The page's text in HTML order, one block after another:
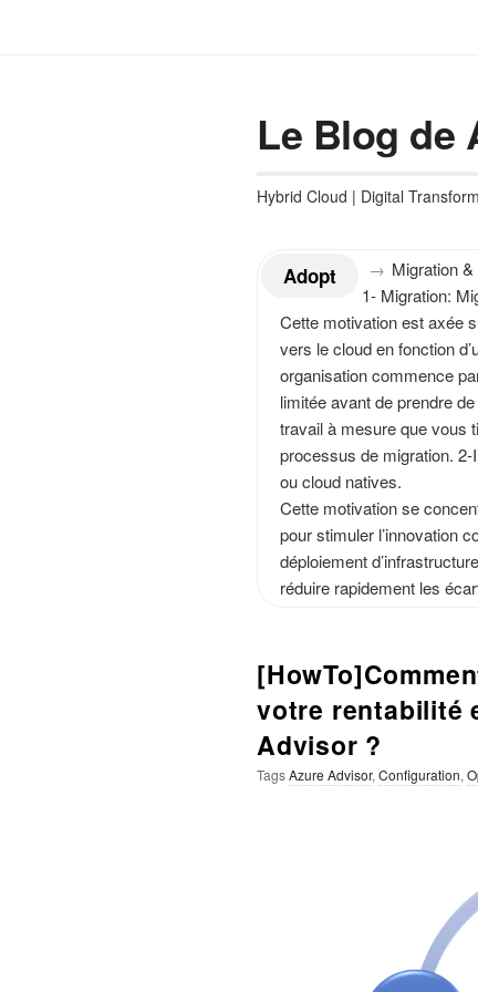
Le Blog de
Hybrid Cloud | Digital
Adopt → Migration
1- Migration:
Cette motivation est axée
vers le cloud en fonction
organisation commence
limitée avant de prendre
travail à mesure que vous
processus de migration. 2-
ou cloud natives.
Cette motivation se
pour stimuler l’innovation
déploiement
réduire rapidement les
votre rentabilité
Advisor ?
TagsAzure Advisor, Configuration,